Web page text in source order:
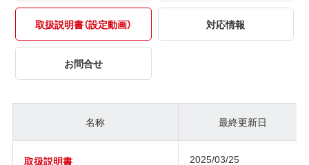
取扱説明書（設定動画） 対応情報
お問合せ
名称 最終更新日
取扱説明書 2025/03/25